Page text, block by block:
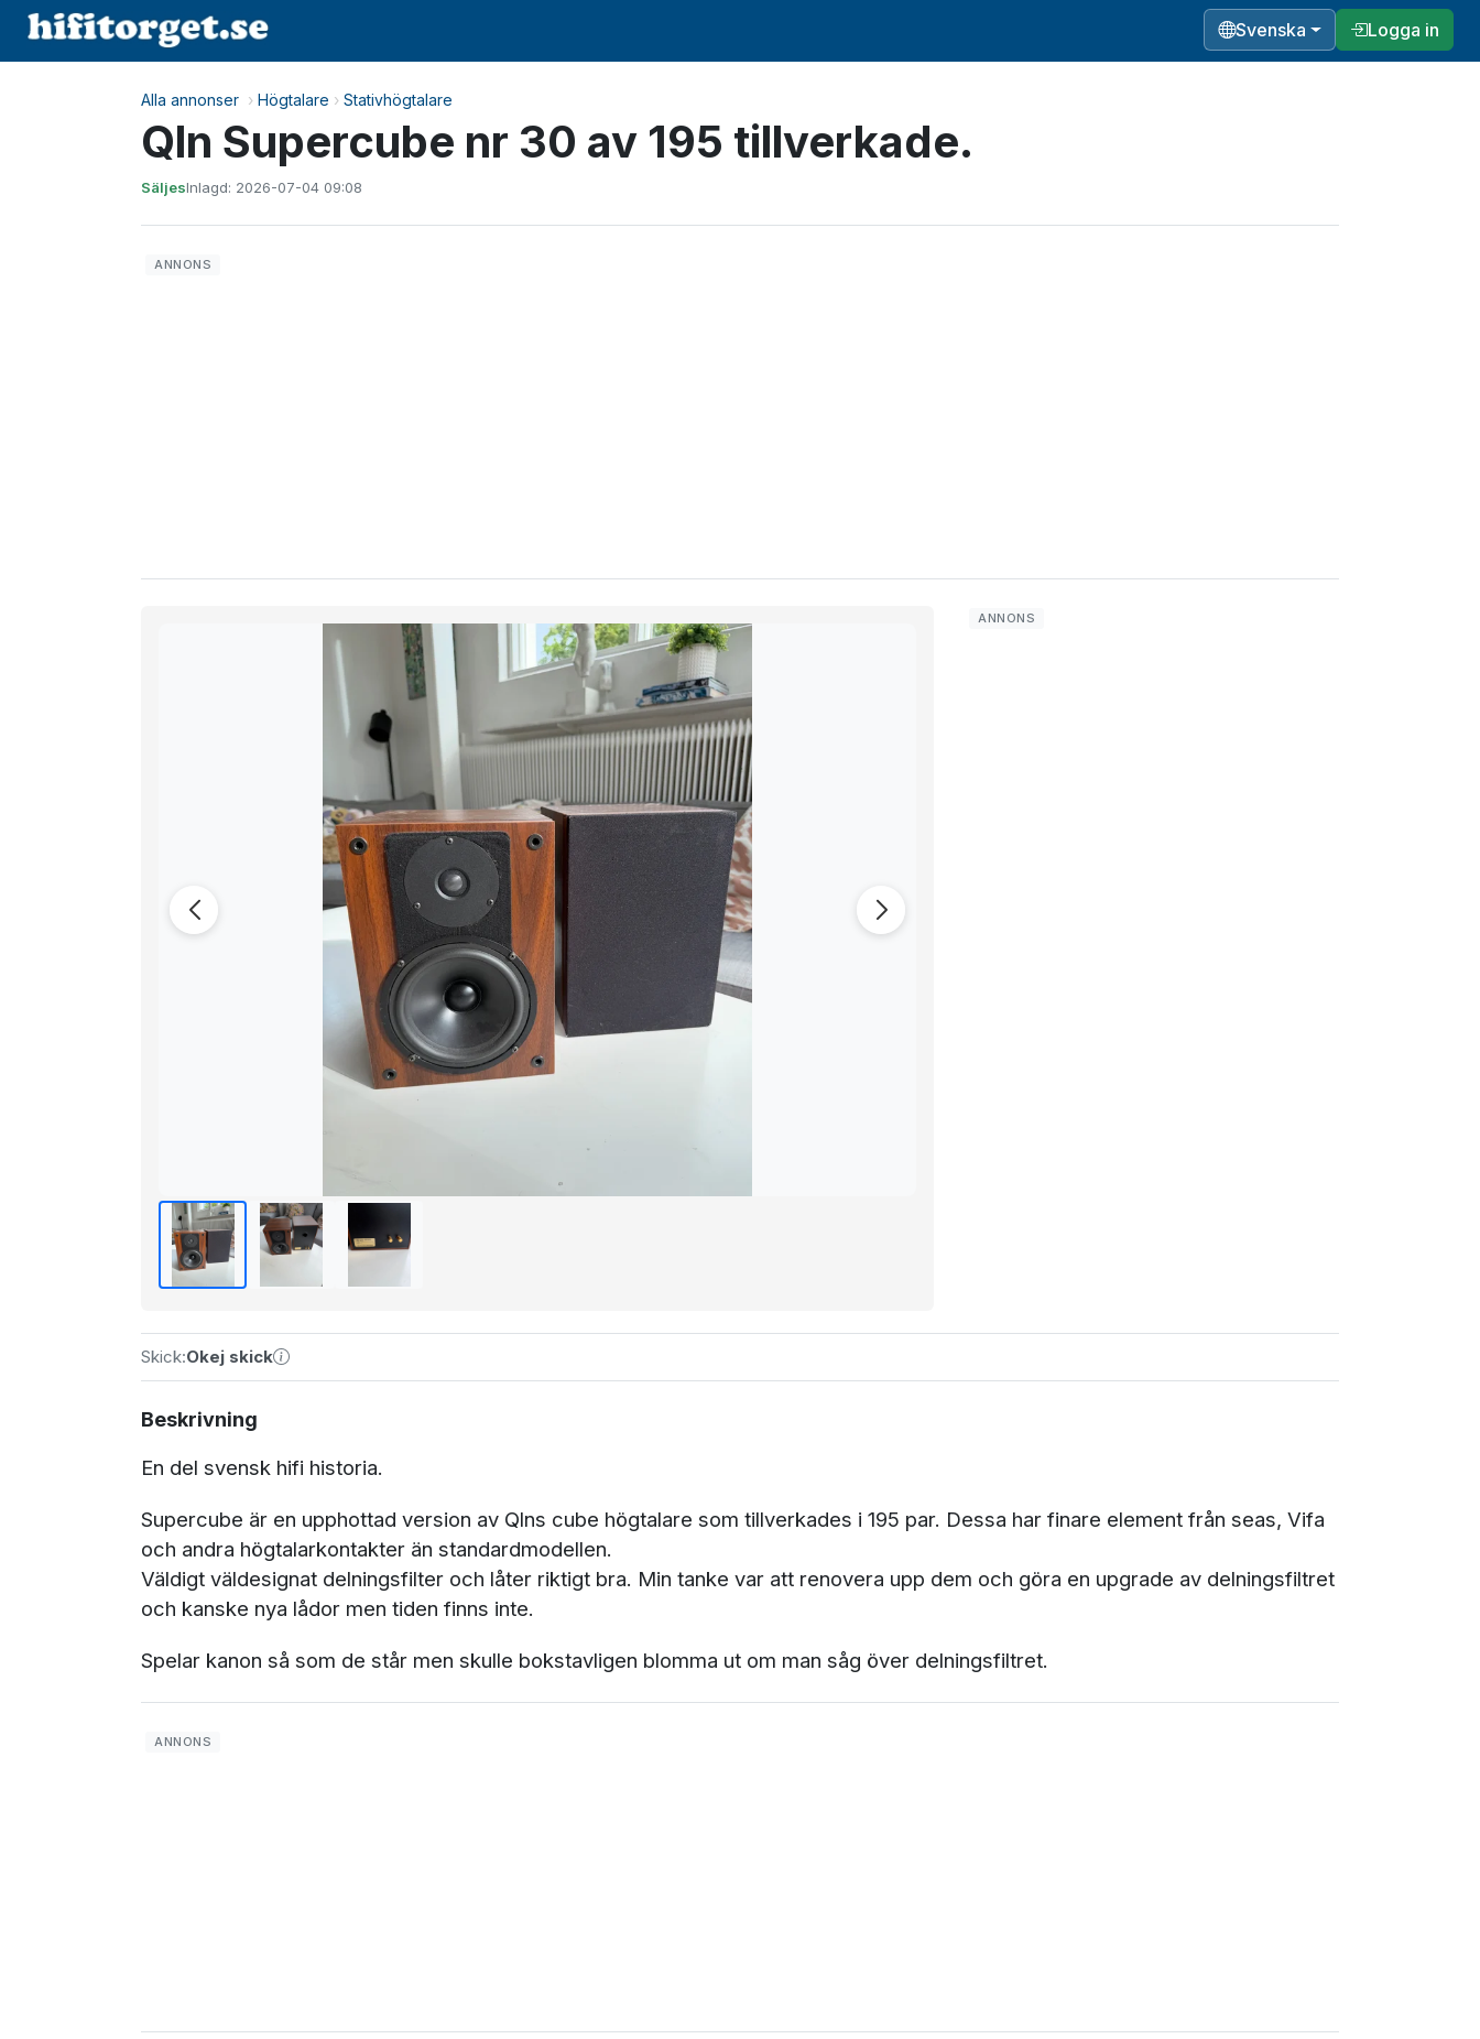
Svenska Logga in
Alla annonser › Högtalare › Stativhögtalare
Qln Supercube nr 30 av 195 tillverkade.
SäljesInlagd: 2026-07-04 09:08
Skick:Okej skick
Beskrivning
En del svensk hifi historia.
Supercube är en upphottad version av Qlns cube högtalare som tillverkades i 195 par. Dessa har finare element från seas, Vifa
och andra högtalarkontakter än standardmodellen.
Väldigt väldesignat delningsfilter och låter riktigt bra. Min tanke var att renovera upp dem och göra en upgrade av delningsfiltret
och kanske nya lådor men tiden finns inte.
Spelar kanon så som de står men skulle bokstavligen blomma ut om man såg över delningsfiltret.